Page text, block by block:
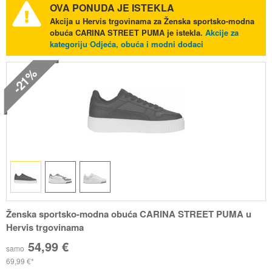
OVA PONUDA JE ISTEKLA
Akcija u Hervis trgovinama za Ženska sportsko-modna
obuća CARINA STREET PUMA je istekla. Akcije za
kategoriju Odjeća, obuća i modni dodaci
-21%
Ženska sportsko-modna obuća CARINA STREET PUMA u
Hervis trgovinama
samo 54,99 €
69,99 €